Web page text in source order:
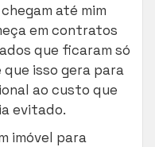
até mim
em contratos
que ficaram só
que isso gera para
ao custo que
evitado.
imóvel para